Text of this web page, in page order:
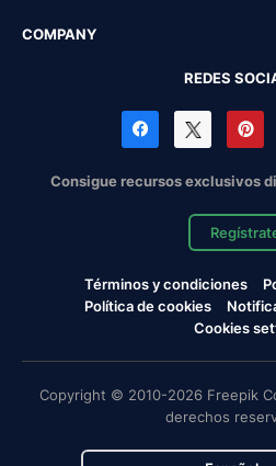
COMPANY
REDES
Consigue recursos exclusivos
Términos y condiciones
Política de cookies
Cookies
Copyright © 2010-2026 Freepik
derechos